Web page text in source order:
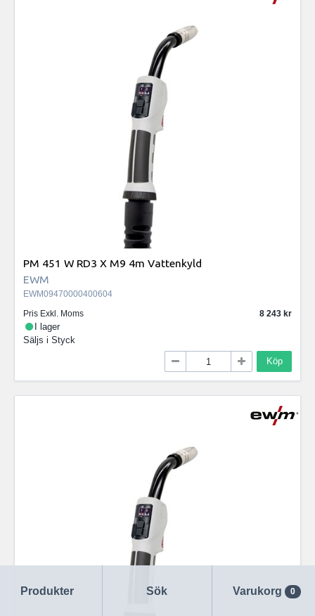
Produkter Sök Varukorg 0
PM 451 W RD3 X M9 4m Vattenkyld
EWM
EWM09470000400604
Pris Exkl. Moms
8 243
I lager
Säljs i Styck
Köp